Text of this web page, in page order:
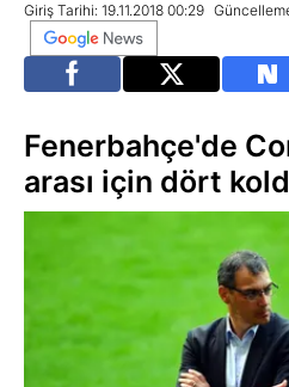
Giriş Tarihi: 19.11.2018 00:29
Fenerbahçe'de
arası için dört